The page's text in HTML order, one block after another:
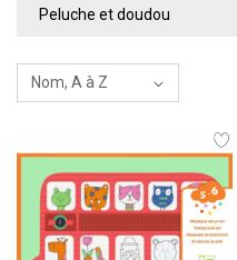
Peluche et doudou